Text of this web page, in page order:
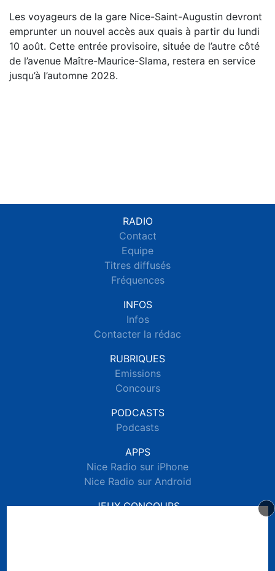
Les voyageurs de la gare Nice-Saint-Augustin devront
emprunter un nouvel accès aux quais à partir du lundi
10 août. Cette entrée provisoire, située de l’autre côté
de l’avenue Maître-Maurice-Slama, restera en service
jusqu’à l’automne 2028.
RADIO
Contact
Equipe
Titres diffusés
Fréquences
INFOS
Infos
Contacter la rédac
RUBRIQUES
Emissions
Concours
PODCASTS
Podcasts
APPS
Nice Radio sur iPhone
Nice Radio sur Android
JEUX CONCOURS